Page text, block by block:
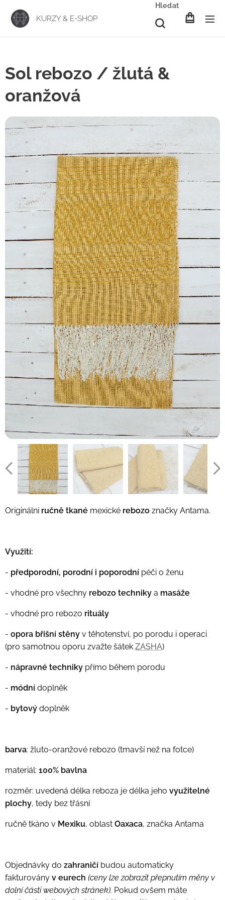
KURZY & E-SHOP
Hledat
Sol rebozo / žlutá &
oranžová
Originálníručně tkané mexické rebozo značky Antama.
Využití:
- předporodní, porodní i poporodní péči o ženu
- vhodné pro všechny rebozo techniky a masáže
- vhodné pro rebozo rituály
- opora břišní stěny v těhotenství, po porodu i operaci
(pro samotnou oporu zvažte šátek ZASHA)
- nápravné techniky přímo během porodu
- módní doplněk
- bytový doplněk
barva: žluto-oranžové rebozo (tmavší než na fotce)
materiál: 100% bavlna
rozměr: uvedená délka reboza je délka jeho využitelné
plochy, tedy bez třásní
ručně tkáno v Mexiku, oblast Oaxaca, značka Antama
Objednávky do zahraničí budou automaticky
fakturovány v eurech (ceny lze zobrazit přepnutím měny v
dolní části webových stránek). Pokud ovšem máte